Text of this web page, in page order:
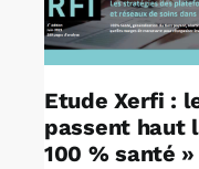
Etude Xerfi :
passent haut
100 % santé »